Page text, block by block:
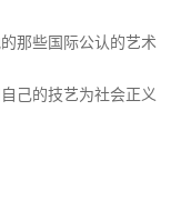
那些国际公认的艺术
己的技艺为社会正义